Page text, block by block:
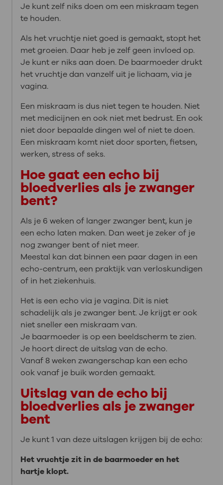
Je kunt zelf niks doen om een miskraam tegen
te houden.
Als het vruchtje niet goed is gemaakt, stopt het
met groeien. Daar heb je zelf geen invloed op.
Je kunt er niks aan doen. De baarmoeder drukt
het vruchtje dan vanzelf uit je lichaam, via je
vagina.
Een miskraam is dus niet tegen te houden. Niet
met medicijnen en ook niet met bedrust. En ook
niet door bepaalde dingen wel of niet te doen.
Een miskraam komt niet door sporten, fietsen,
werken, stress of seks.
Hoe gaat een echo bij
bloedverlies als je zwanger
bent?
Als je 6 weken of langer zwanger bent, kun je
een echo laten maken. Dan weet je zeker of je
nog zwanger bent of niet meer.
Meestal kan dat binnen een paar dagen in een
echo-centrum, een praktijk van verloskundigen
of in het ziekenhuis.
Het is een echo via je vagina. Dit is niet
schadelijk als je zwanger bent. Je krijgt er ook
niet sneller een miskraam van.
Je baarmoeder is op een beeldscherm te zien.
Je hoort direct de uitslag van de echo.
Vanaf 8 weken zwangerschap kan een echo
ook vanaf je buik worden gemaakt.
Uitslag van de echo bij
bloedverlies als je zwanger
bent
Je kunt 1 van deze uitslagen krijgen bij de echo:
Het vruchtje zit in de baarmoeder en het
hartje klopt.